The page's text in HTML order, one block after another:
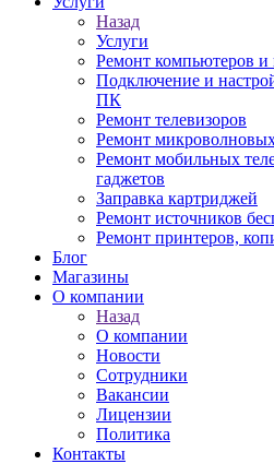
Назад
Услуги
Ремонт компьютеров и
Подключение и
ПК
Ремонт телевизоров
Ремонт
Ремонт мобильных
гаджетов
Заправка картриджей
Ремонт источников
Ремонт принтеров,
Блог
Магазины
О компании
Назад
О компании
Новости
Сотрудники
Вакансии
Лицензии
Политика
Контакты